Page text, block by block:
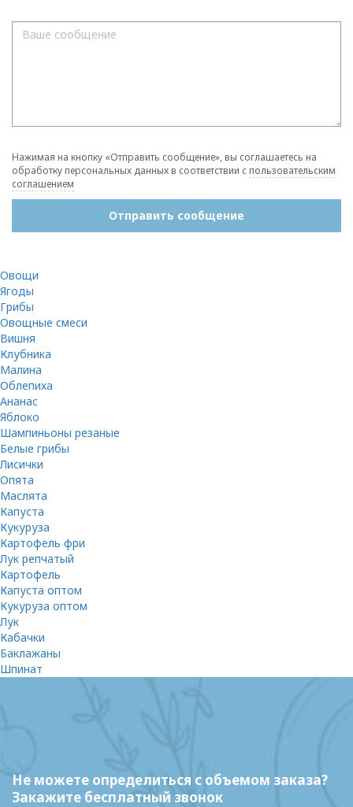
Нажимая на кнопку «Отправить сообщение», вы соглашаетесь на
обработку персональных данных в соответствии с пользовательским
соглашением
Отправить сообщение
Овощи
Ягоды
Грибы
Овощные смеси
Вишня
Клубника
Малина
Облепиха
Ананас
Яблоко
Шампиньоны резаные
Белые грибы
Лисички
Опята
Маслята
Капуста
Кукуруза
Картофель фри
Лук репчатый
Картофель
Капуста оптом
Кукуруза оптом
Лук
Кабачки
Баклажаны
Шпинат
Не можете определиться с объемом заказа?
Закажите бесплатный звонок